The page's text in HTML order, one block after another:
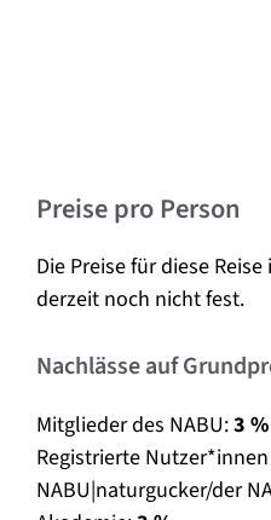
Preise pro Person
Die Preise für diese
derzeit noch nicht fest.
Nachlässe auf
Mitglieder des NABU:3 %
Registrierte
NABU|naturgucker/der